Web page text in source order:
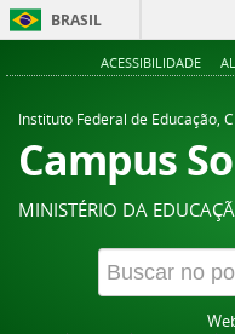
BRASIL
ACESSIBILIDADE
Instituto Federal de Educação,
Campus
MINISTÉRIO DA